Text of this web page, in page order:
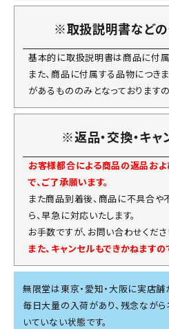
※取扱説明書など
基本的に取扱説明書は商品に付属
また、商品に付属する品物につき
があるもののみとなっております
※返品・交換・キャ
お客様都合による商品の返品お
で、ご了承願います。
また商品到着後、商品に不具合や
ら、早急に対応いたします。
お手数ですが、お問い合わせくださ
また、キャンセルもできかねますの
無限堂は東京・愛知・大阪に実店舗
毎日大量の入荷があり、残念なが
いていない状態です。